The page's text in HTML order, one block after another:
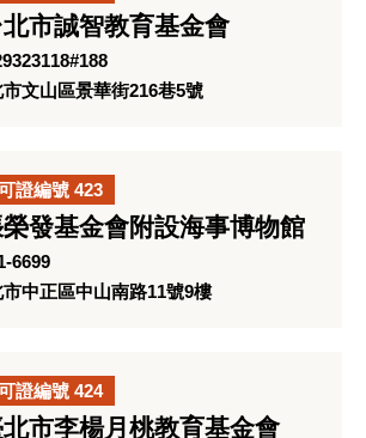
市誠智教育基金會
文山區景華街216巷5號
證編號 423
發基金會附設海事博物館
6699
中正區中山南路11號9樓
證編號 424
市李楊月桃教育基金會